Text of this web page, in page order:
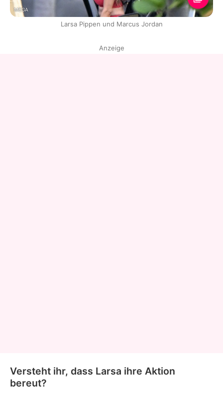
MEGA
Larsa Pippen und Marcus Jordan
Anzeige
Versteht ihr, dass Larsa ihre Aktion
bereut?